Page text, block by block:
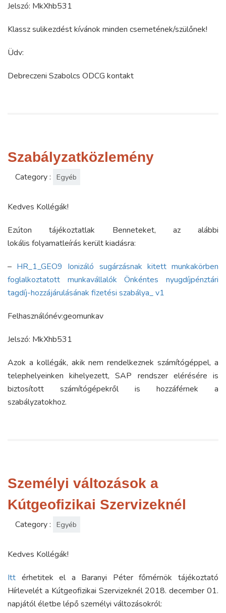
Jelszó: MkXhb531
Klassz sulikezdést kívánok minden csemetének/szülőnek!
Üdv:
Debreczeni Szabolcs ODCG kontakt
Szabályzatközlemény
Category : Egyéb
Kedves Kollégák!
Ezúton tájékoztatlak Benneteket, az alábbi
lokális folyamatleírás került kiadásra:
– HR_1_GEO9 Ionizáló sugárzásnak kitett munkakörben
foglalkoztatott munkavállalók Önkéntes nyugdíjpénztári
tagdíj-hozzájárulásának fizetési szabálya_ v1
Felhasználónév:geomunkav
Jelszó: MkXhb531
Azok a kollégák, akik nem rendelkeznek számítógéppel, a
telephelyeinken kihelyezett, SAP rendszer elérésére is
biztosított számítógépekről is hozzáférnek a
szabályzatokhoz.
Személyi változások a
Kútgeofizikai Szervizeknél
Category : Egyéb
Kedves Kollégák!
Itt érhetitek el a Baranyi Péter főmérnök tájékoztató
Hírlevelét a Kútgeofizikai Szervizeknél 2018. december 01.
napjától életbe lépő személyi változásokról: